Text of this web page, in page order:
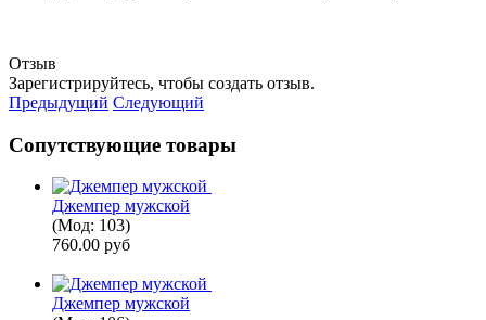
Отзыв
Зарегистрируйтесь, чтобы создать отзыв.
Предыдущий Следующий
Сопутствующие товары
Джемпер мужской
(Мод: 103)
760.00 руб
Джемпер мужской